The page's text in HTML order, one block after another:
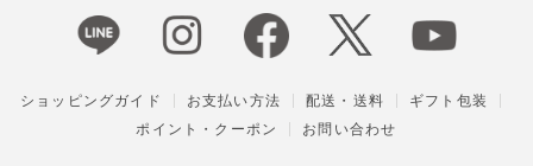
ショッピングガイド お支払い方法 配送・送料
ギフト包装
ポイント・クーポン
お問い合わせ